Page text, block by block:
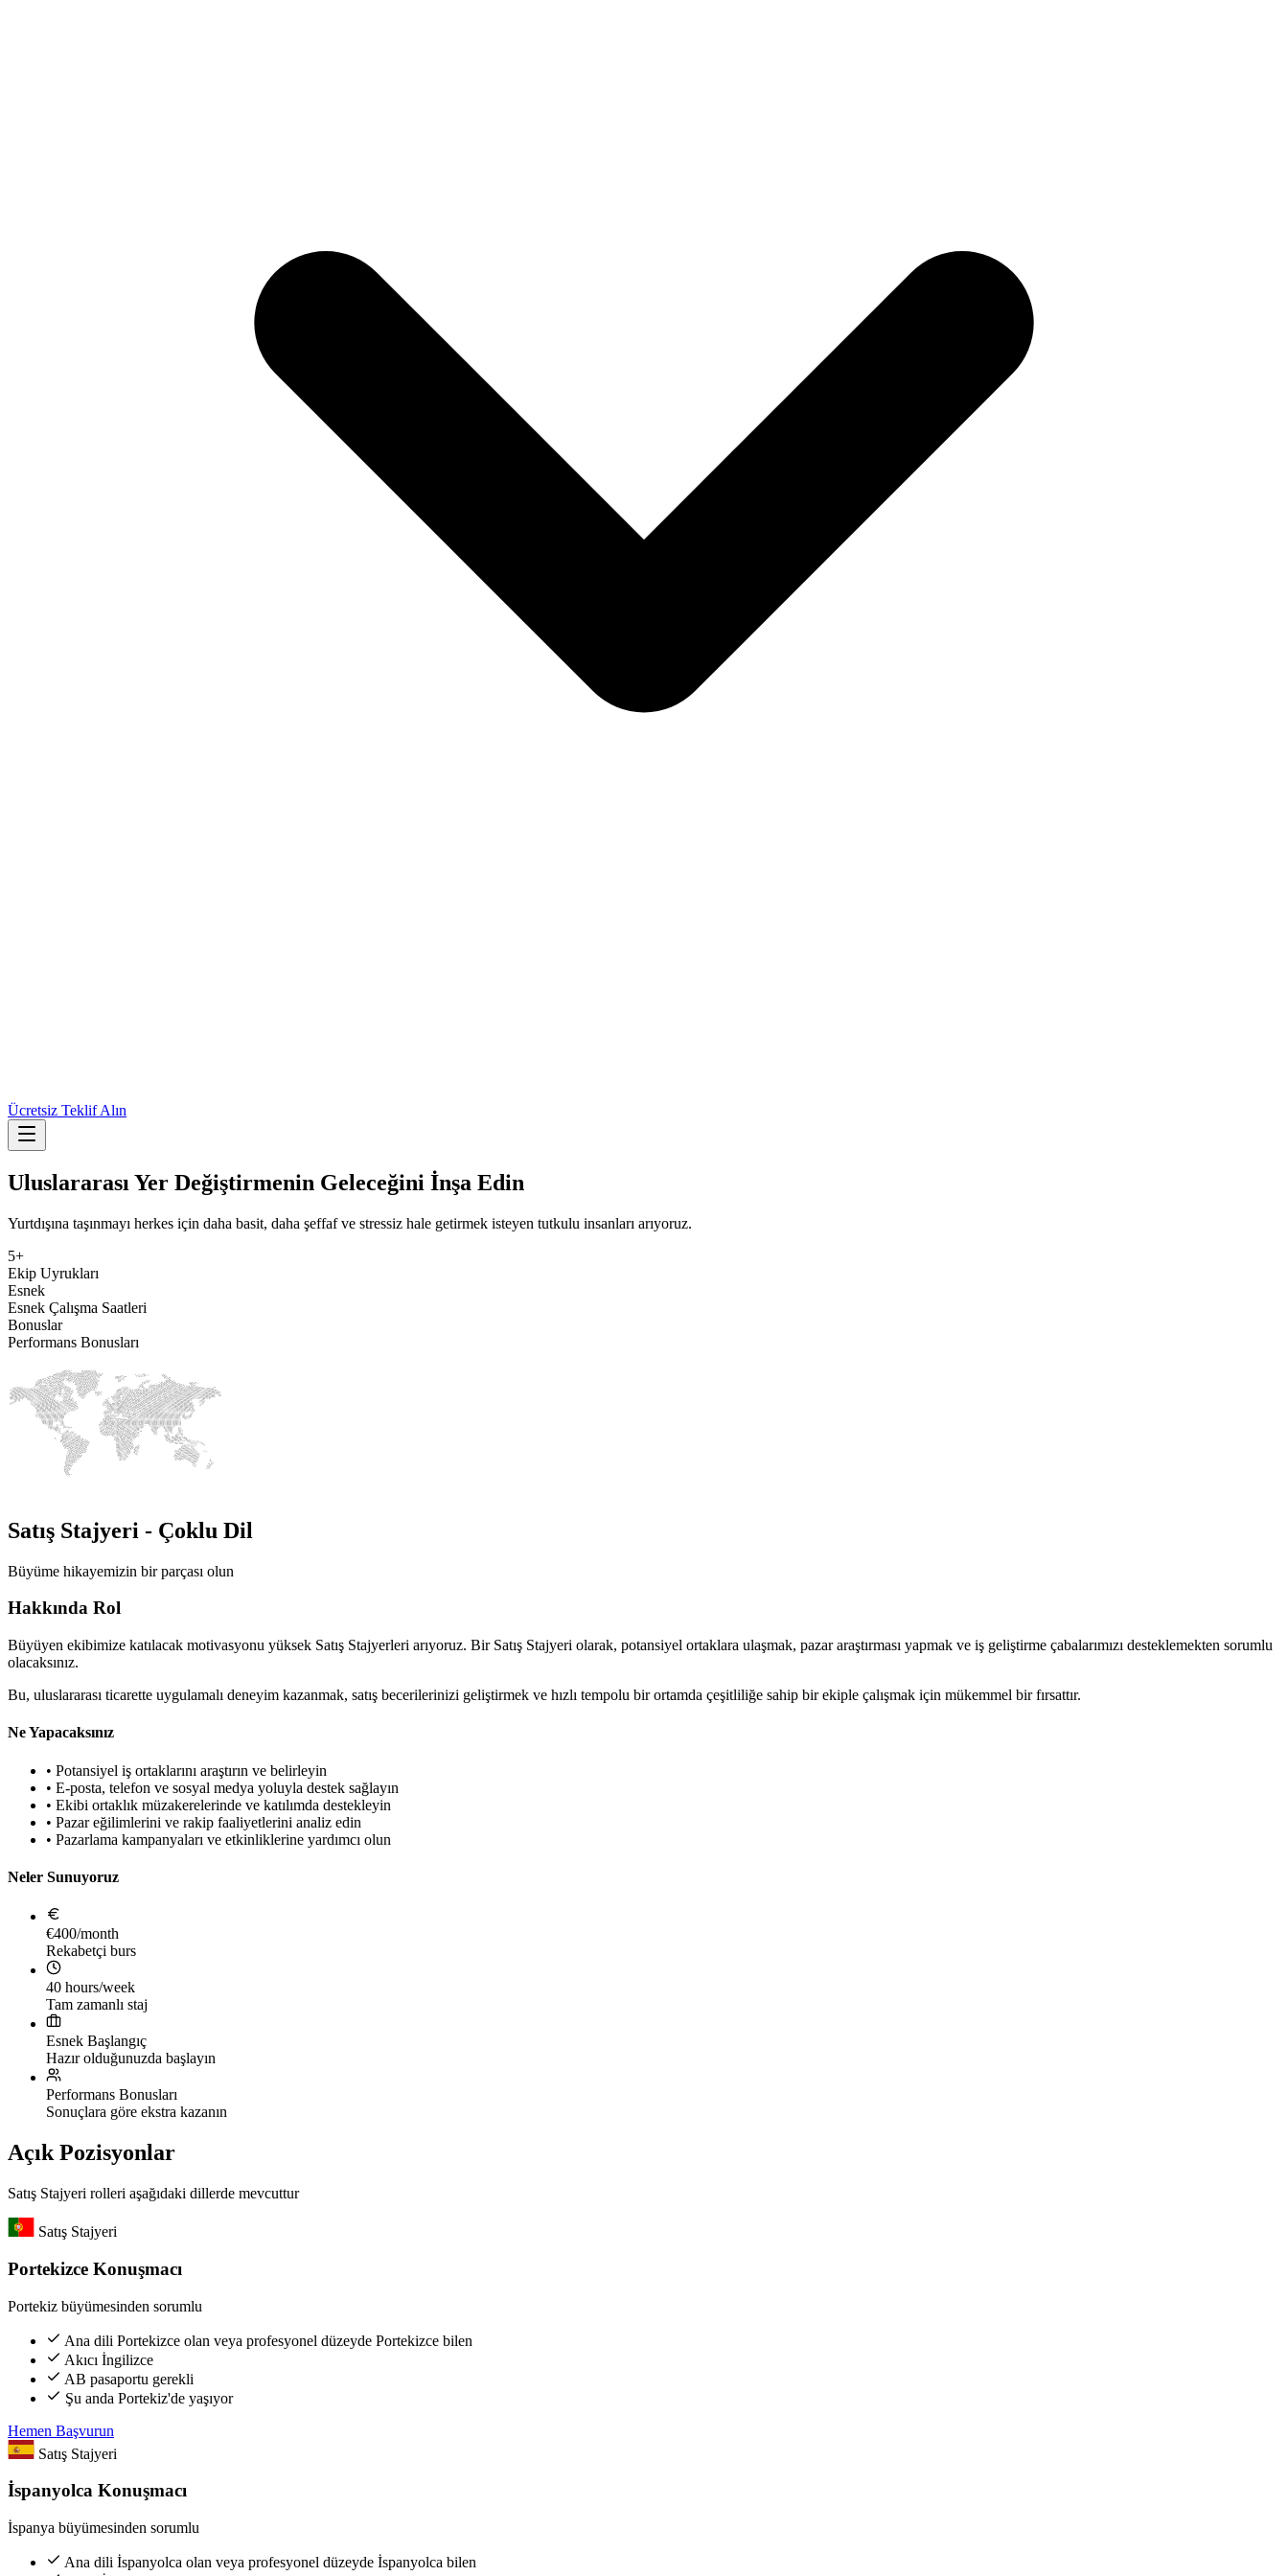
Ücretsiz Teklif Alın
Uluslararası Yer Değiştirmenin Geleceğini İnşa Edin
Yurtdışına taşınmayı herkes için daha basit, daha şeffaf ve stressiz hale getirmek isteyen tutkulu insanları arıyoruz.
5+
Ekip Uyrukları
Esnek
Esnek Çalışma Saatleri
Bonuslar
Performans Bonusları
Satış Stajyeri - Çoklu Dil
Büyüme hikayemizin bir parçası olun
Hakkında Rol
Büyüyen ekibimize katılacak motivasyonu yüksek Satış Stajyerleri arıyoruz. Bir Satış Stajyeri olarak, potansiyel ortaklara ulaşmak, pazar araştırması yapmak ve iş geliştirme çabalarımızı desteklemekten sorumlu
olacaksınız.
Bu, uluslararası ticarette uygulamalı deneyim kazanmak, satış becerilerinizi geliştirmek ve hızlı tempolu bir ortamda çeşitliliğe sahip bir ekiple çalışmak için mükemmel bir fırsattır.
Ne Yapacaksınız
• Potansiyel iş ortaklarını araştırın ve belirleyin
• E-posta, telefon ve sosyal medya yoluyla destek sağlayın
• Ekibi ortaklık müzakerelerinde ve katılımda destekleyin
• Pazar eğilimlerini ve rakip faaliyetlerini analiz edin
• Pazarlama kampanyaları ve etkinliklerine yardımcı olun
Neler Sunuyoruz
€400/month
Rekabetçi burs
40 hours/week
Tam zamanlı staj
Esnek Başlangıç
Hazır olduğunuzda başlayın
Performans Bonusları
Sonuçlara göre ekstra kazanın
Açık Pozisyonlar
Satış Stajyeri rolleri aşağıdaki dillerde mevcuttur
Satış Stajyeri
Portekizce Konuşmacı
Portekiz büyümesinden sorumlu
Ana dili Portekizce olan veya profesyonel düzeyde Portekizce bilen
Akıcı İngilizce
AB pasaportu gerekli
Şu anda Portekiz'de yaşıyor
Hemen Başvurun
Satış Stajyeri
İspanyolca Konuşmacı
İspanya büyümesinden sorumlu
Ana dili İspanyolca olan veya profesyonel düzeyde İspanyolca bilen